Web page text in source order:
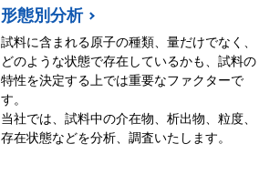
形態別分析
試料に含まれる原子の種類、量だけでなく、
どのような状態で存在しているかも、試料の
特性を決定する上では重要なファクターで
す。
当社では、試料中の介在物、析出物、粒度、
存在状態などを分析、調査いたします。